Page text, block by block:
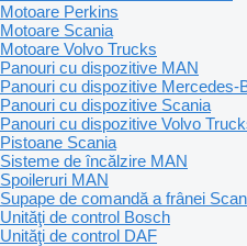
Motoare Perkins
Motoare Scania
Motoare Volvo Trucks
Panouri cu dispozitive MAN
Panouri cu dispozitive Mercedes-
Panouri cu dispozitive Scania
Panouri cu dispozitive Volvo
Pistoane Scania
Sisteme de încălzire MAN
Spoileruri MAN
Supape de comandă a frânei
Unităţi de control Bosch
Unităţi de control DAF